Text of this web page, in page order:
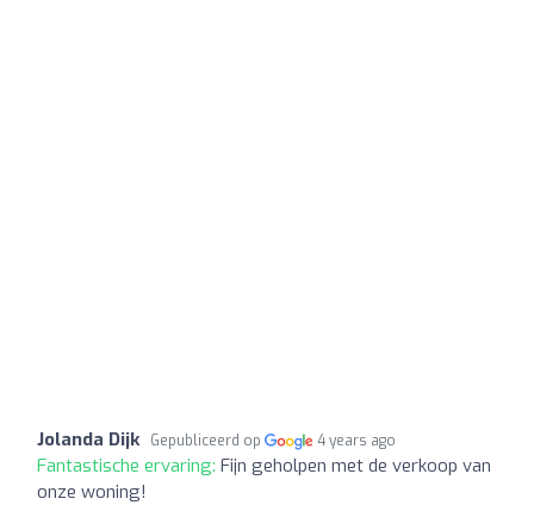
Jolanda Dijk Gepubliceerd op 4 years ago
Fantastische ervaring: Fijn geholpen met de verkoop van
onze woning!